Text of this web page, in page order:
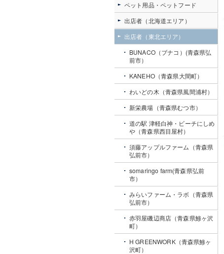
ペット用品・ペットフード
出店者（北海道エリア）
出店者（東北エリア）
BUNACO（ブナコ）(青森県弘
前市）
KANEHO（青森県大間町）
わいどの木（青森県風間浦村）
新栄農場（青森県むつ市）
道の駅 津軽白神・ビーチにしめ
や（青森県西目屋村）
須藤アップルファーム（青森県
弘前市）
somaringo farm(青森県弘前
市）
みらいファーム・ラボ（青森県
弘前市）
赤羽屋磯辺商店（青森県鯵ヶ沢
町）
H GREENWORK（青森県鯵ヶ
沢町）